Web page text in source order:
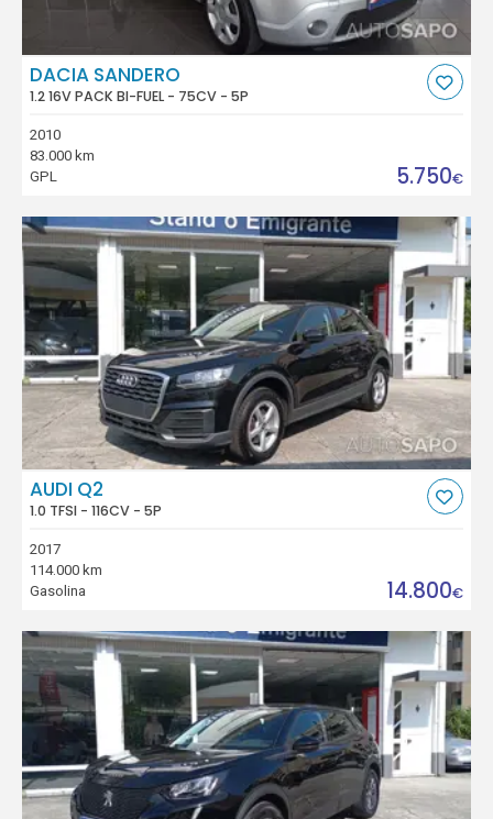
DACIA SANDERO
1.2 16V PACK BI-FUEL - 75CV - 5P
2010
83.000 km
GPL
5.750€
AUDI Q2
1.0 TFSI - 116CV - 5P
2017
114.000 km
Gasolina
14.800€